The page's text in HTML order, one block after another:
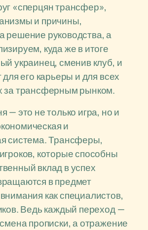
«сперцян трансфер»,
и причины,
решение руководства, а
куда же в итоге
украинец, сменив клуб, и
для его карьеры и для всех
за трансферным рынком.
— это не только игра, но и
и
система. Трансферы,
которые способны
вклад в успех
в предмет
как специалистов,
Ведь каждый переход —
прописки, а отражение